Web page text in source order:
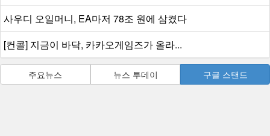
사우디 오일머니, EA마저 78조 원에 삼켰다
[컨콜] 지금이 바닥, 카카오게임즈가 올라...
주요뉴스 뉴스 투데이 구글 스탠드